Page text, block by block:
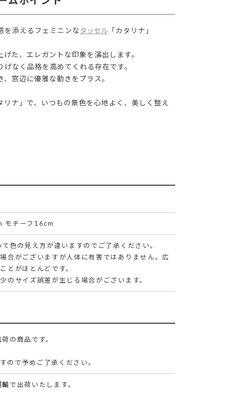
を添えるフェミニンな タッセル 「カタリナ」
た、エレガントな印象を演出します。
なく品格を高めてくれる存在です。
窓辺に優雅な動きをプラス。
ナ」で、いつもの景色を心地よく、美しく整え
モチーフ16cm
色の見え方が違いますのでご了承ください。
合がございますが人体に有害ではありません。広
とがほとんどです。
サイズ誤差が生じる場合がございます。
の商品です。
ので予めご了承ください。
で出荷いたします。